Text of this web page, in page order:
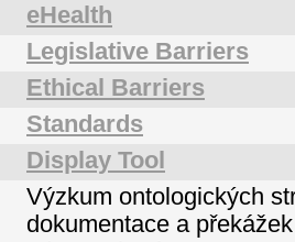
eHealth
Legislative Barriers
Ethical Barriers
Standards
Display Tool
Výzkum ontologických
dokumentace a